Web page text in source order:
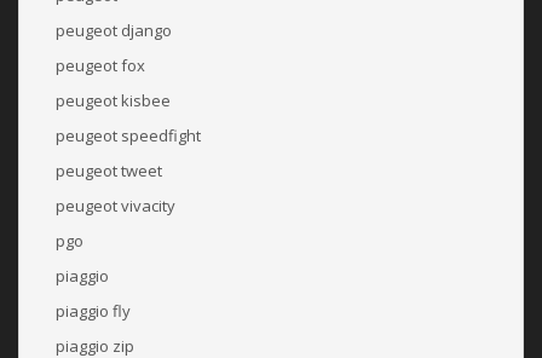
peugeot django
peugeot fox
peugeot kisbee
peugeot speedfight
peugeot tweet
peugeot vivacity
pgo
piaggio
piaggio fly
piaggio zip